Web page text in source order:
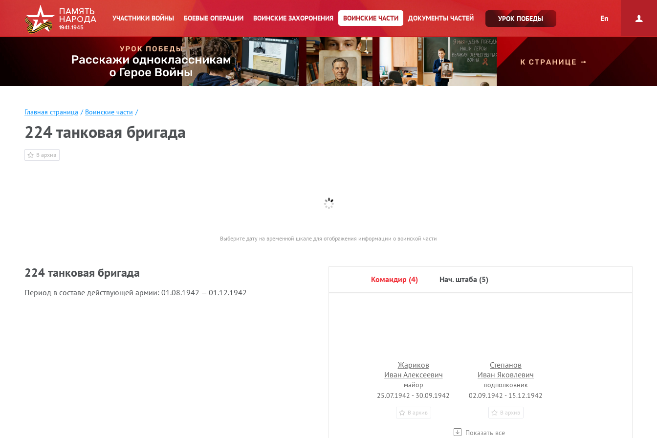
УЧАСТНИКИ ВОЙНЫ БОЕВЫЕ ОПЕРАЦИИ ВОИНСКИЕ ЗАХОРОНЕНИЯ ВОИНСКИЕ ЧАСТИ ДОКУМЕНТЫ ЧАСТЕЙ УРОК ПОБЕДЫ En
Главная страница / Воинские части /
224 танковая бригада
В архив
Выберите дату на временной шкале для отображения информации о воинской части
224 танковая бригада
Период в составе действующей армии: 01.08.1942 — 01.12.1942
командир (4) нач. штаба (5)
Показать все
Жариков
Иван Алексеевич
майор
25.07.1942 - 30.09.1942
В архив
Степанов
Иван Яковлевич
подполковник
02.09.1942 - 15.12.1942
В архив